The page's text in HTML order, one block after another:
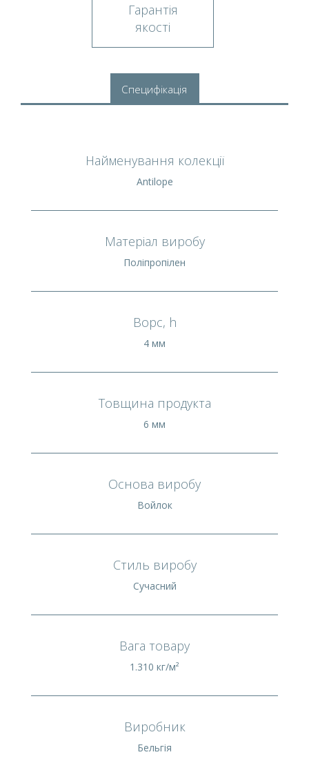
Гарантія
якості
Специфікація
Найменування колекції
Antilope
Матеріал виробу
Поліпропілен
Ворс, h
4 мм
Товщина продукта
6 мм
Основа виробу
Войлок
Стиль виробу
Сучасний
Вага товару
1.310 кг/м²
Виробник
Бельгія